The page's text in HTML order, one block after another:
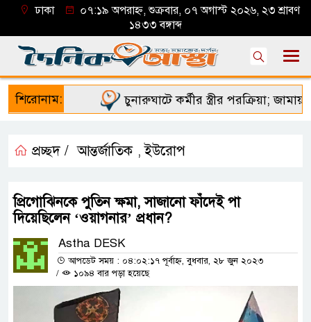
ঢাকা
০৭:১৯ অপরাহ্ন, শুক্রবার, ০৭ অগাস্ট ২০২৬, ২৩ শ্রাবণ
১৪৩৩ বঙ্গাব্দ
শিরোনাম: চুনারুঘাটে কর্মীর স্ত্রীর পরক্রিয়া; জামায়াত
প্রচ্ছদ / আন্তর্জাতিক ,ইউরোপ
প্রিগোঝিনকে পুতিন ক্ষমা, সাজানো ফাঁদেই পা
দিয়েছিলেন ‘ওয়াগনার’ প্রধান?
Astha DESK
আপডেট সময় : ০৪:০২:১৭ পূর্বাহ্ন, বুধবার, ২৮ জুন ২০২৩
/
১০৯৪ বার পড়া হয়েছে